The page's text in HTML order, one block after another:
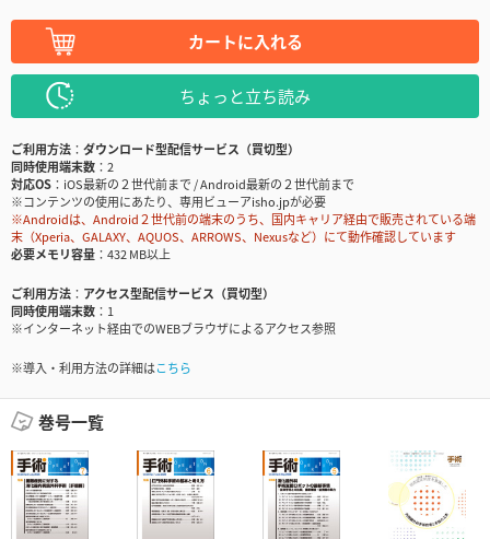
カートに入れる
ちょっと立ち読み
ご利用方法
ダウンロード型配信サービス（買切型）
同時使用端末数
2
対応OS
iOS最新の２世代前まで / Android最新の２世代前まで
※コンテンツの使用にあたり、専用ビューアisho.jpが必要
※Androidは、Android２世代前の端末のうち、国内キャリア経由で販売されている端
末（Xperia、GALAXY、AQUOS、ARROWS、Nexusなど）にて動作確認しています
必要メモリ容量
432 MB以上
ご利用方法
アクセス型配信サービス（買切型）
同時使用端末数
1
※インターネット経由でのWEBブラウザによるアクセス参照
※導入・利用方法の詳細はこちら
巻号一覧